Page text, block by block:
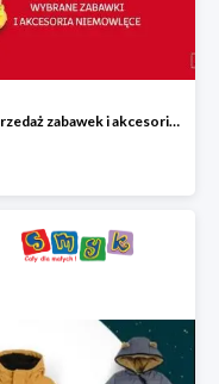
Wyprzedaż zabawek i akcesoriów niemowlęcych w Smyku do -50%